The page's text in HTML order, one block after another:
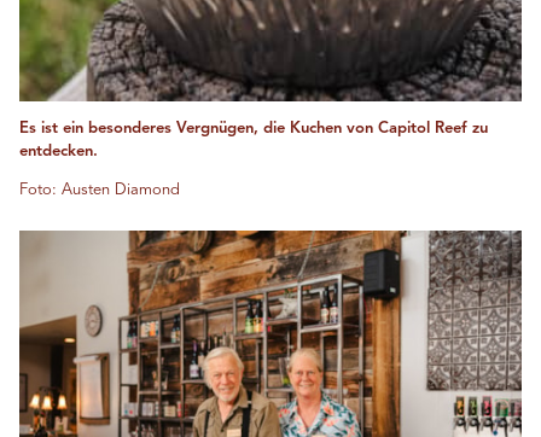
Es ist ein besonderes Vergnügen, die Kuchen von Capitol Reef zu
entdecken.
Foto: Austen Diamond